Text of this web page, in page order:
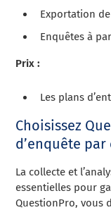
Exportation
Enquêtes à
Prix :
Les plans
Choisissez
d’enquête
La collecte et
essentielles pour
QuestionPro, vous